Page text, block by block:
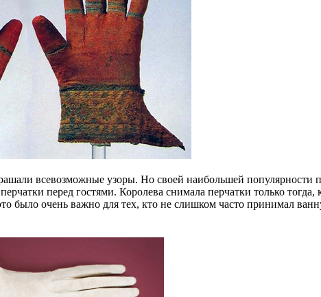
всевозможные узоры. Но своей наибольшей популярности
перед гостями. Королева снимала перчатки только тогда,
было очень важно для тех, кто не слишком часто принимал